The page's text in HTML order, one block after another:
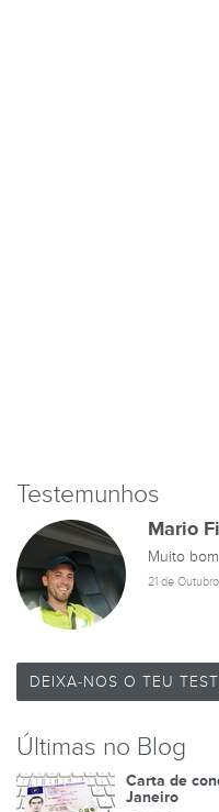
Testemunhos
Mario
Muito
21 de
DEIXA-NOS O TEU
Últimas no Blog
Carta de
Janeiro